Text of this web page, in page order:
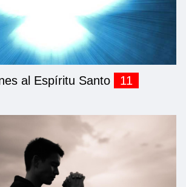
al Espíritu Santo 11